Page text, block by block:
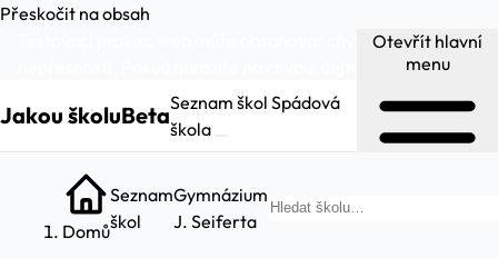
Přeskočit na obsah
Testovací provoz, web může obsahovat chyby a
dejte nám vědět.
Jakou školuBetaSeznam škol Spádová
škola
Otevřít hlavní
menu
Domů
Seznam
škol
Gymnázium
J. Seiferta